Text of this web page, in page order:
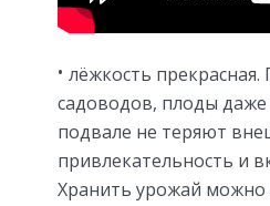
лёжкость
садоводов, плоды
подвале не теряют
привлекательность и
Хранить урожай можно